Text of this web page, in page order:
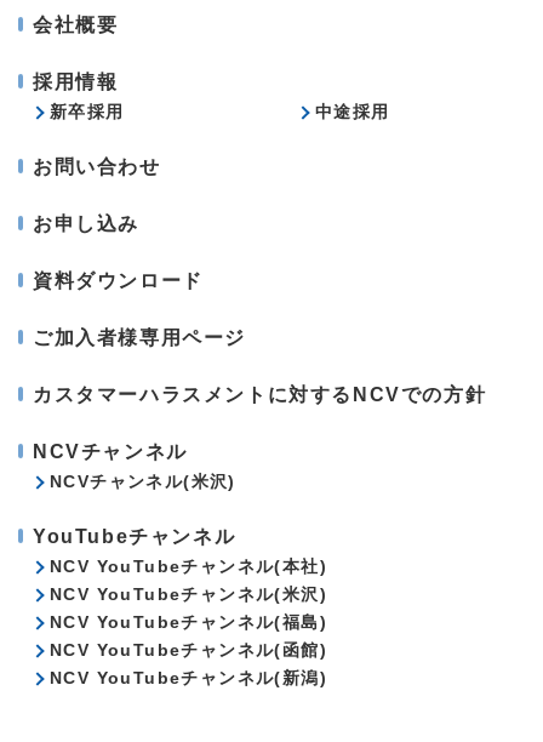
会社概要
採用情報
新卒採用 中途採用
お問い合わせ
お申し込み
資料ダウンロード
ご加入者様専用ページ
カスタマーハラスメントに対するNCVでの方針
NCVチャンネル
NCVチャンネル(米沢)
YouTubeチャンネル
NCV YouTubeチャンネル(本社)
NCV YouTubeチャンネル(米沢)
NCV YouTubeチャンネル(福島)
NCV YouTubeチャンネル(函館)
NCV YouTubeチャンネル(新潟)